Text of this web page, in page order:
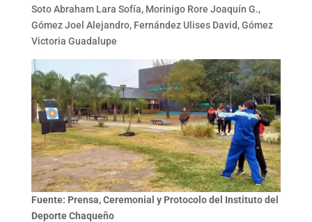
Soto Abraham Lara Sofía, Morinigo Rore Joaquín G.,
Gómez Joel Alejandro, Fernández Ulises David, Gómez
Victoria Guadalupe
Fuente: Prensa, Ceremonial y Protocolo del Instituto del
Deporte Chaqueño